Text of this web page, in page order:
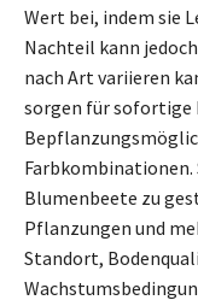
Wert bei, indem sie
Nachteil kann
nach Art variieren
sorgen für sofortige
Farbkombinationen.
Blumenbeete zu
Pflanzungen und
Standort,